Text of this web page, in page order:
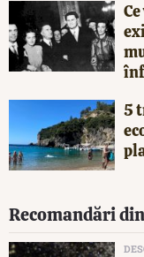
5
Recomandări